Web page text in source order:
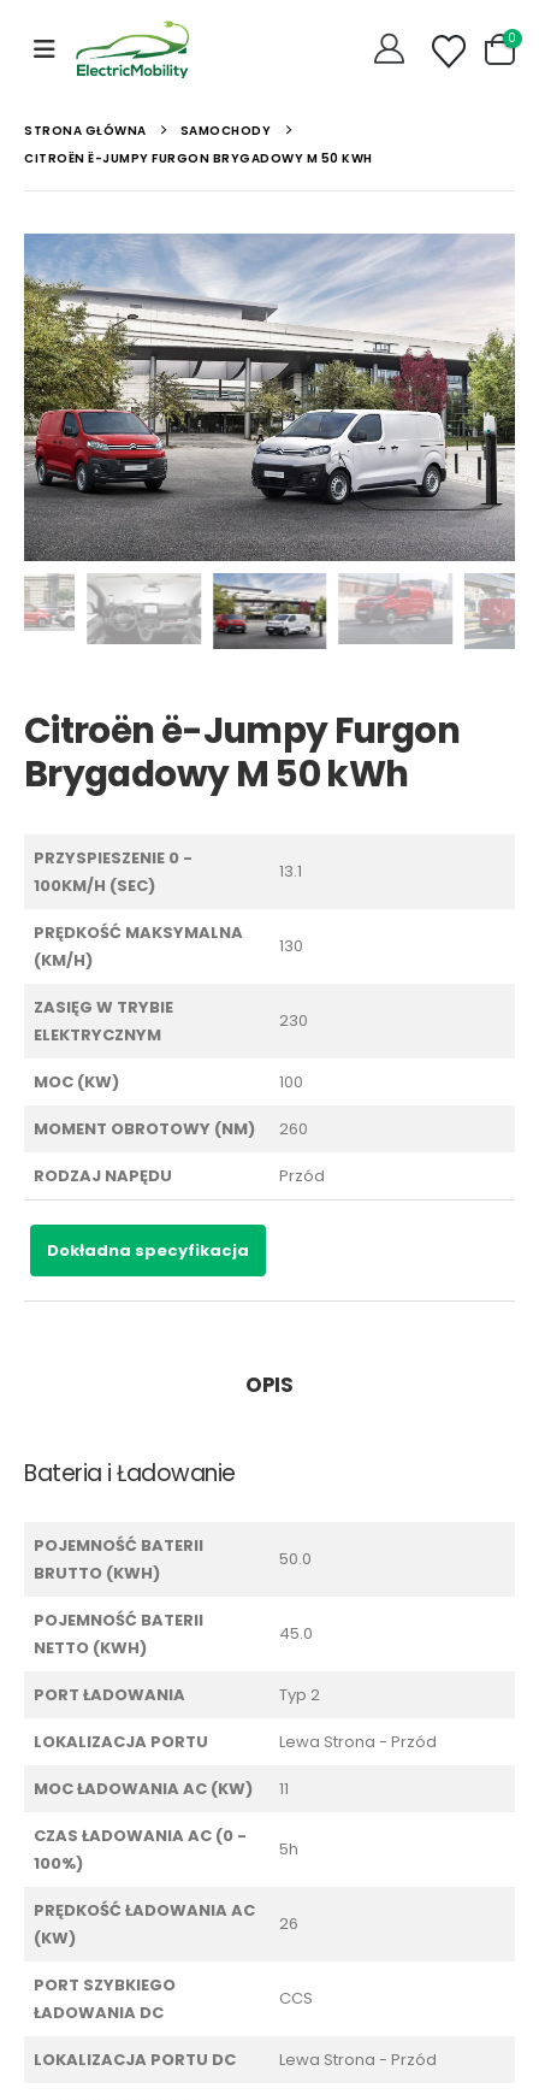
0
STRONA GŁÓWNA
SAMOCHODY
CITROËN Ë-JUMPY FURGON BRYGADOWY M 50 KWH
Citroën ë-Jumpy Furgon
Brygadowy M 50 kWh
PRZYSPIESZENIE 0 -
100KM/H (SEC)
13.1
PRĘDKOŚĆ MAKSYMALNA
(KM/H)
130
ZASIĘG W TRYBIE
ELEKTRYCZNYM
230
MOC (KW) 100
MOMENT OBROTOWY (NM) 260
RODZAJ NAPĘDU Przód
Dokładna specyfikacja
OPIS
Bateria i Ładowanie
POJEMNOŚĆ BATERII
BRUTTO (KWH)
50.0
POJEMNOŚĆ BATERII
NETTO (KWH)
45.0
PORT ŁADOWANIA Typ 2
LOKALIZACJA PORTU Lewa Strona - Przód
MOC ŁADOWANIA AC (KW) 11
CZAS ŁADOWANIA AC (0 -
100%)
5h
PRĘDKOŚĆ ŁADOWANIA AC
(KW)
26
PORT SZYBKIEGO
ŁADOWANIA DC
CCS
LOKALIZACJA PORTU DC Lewa Strona - Przód